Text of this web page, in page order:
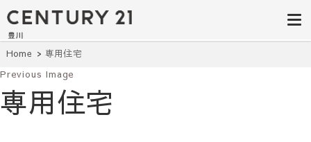
豊田市の中古
住宅・土地・
リノベ物件探
し｜センチュ
リー21豊川
建て・土地探しはセンチュリー21豊
川へ。豊田市内の最新物件情報を随
時更新中！駅近、建築条件無し、ペ
ット可、学区別など、お客様のこだ
単検索。
Home 専用住宅
Previous Image
専用住宅